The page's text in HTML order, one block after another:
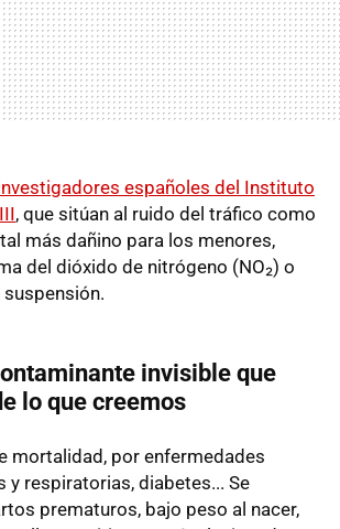
españoles del Instituto
, que sitúan al ruido del tráfico como
más dañino para los menores,
del dióxido de nitrógeno (NO₂) o
suspensión.
invisible que
lo que creemos
mortalidad, por enfermedades
y respiratorias, diabetes... Se
prematuros, bajo peso al nacer,